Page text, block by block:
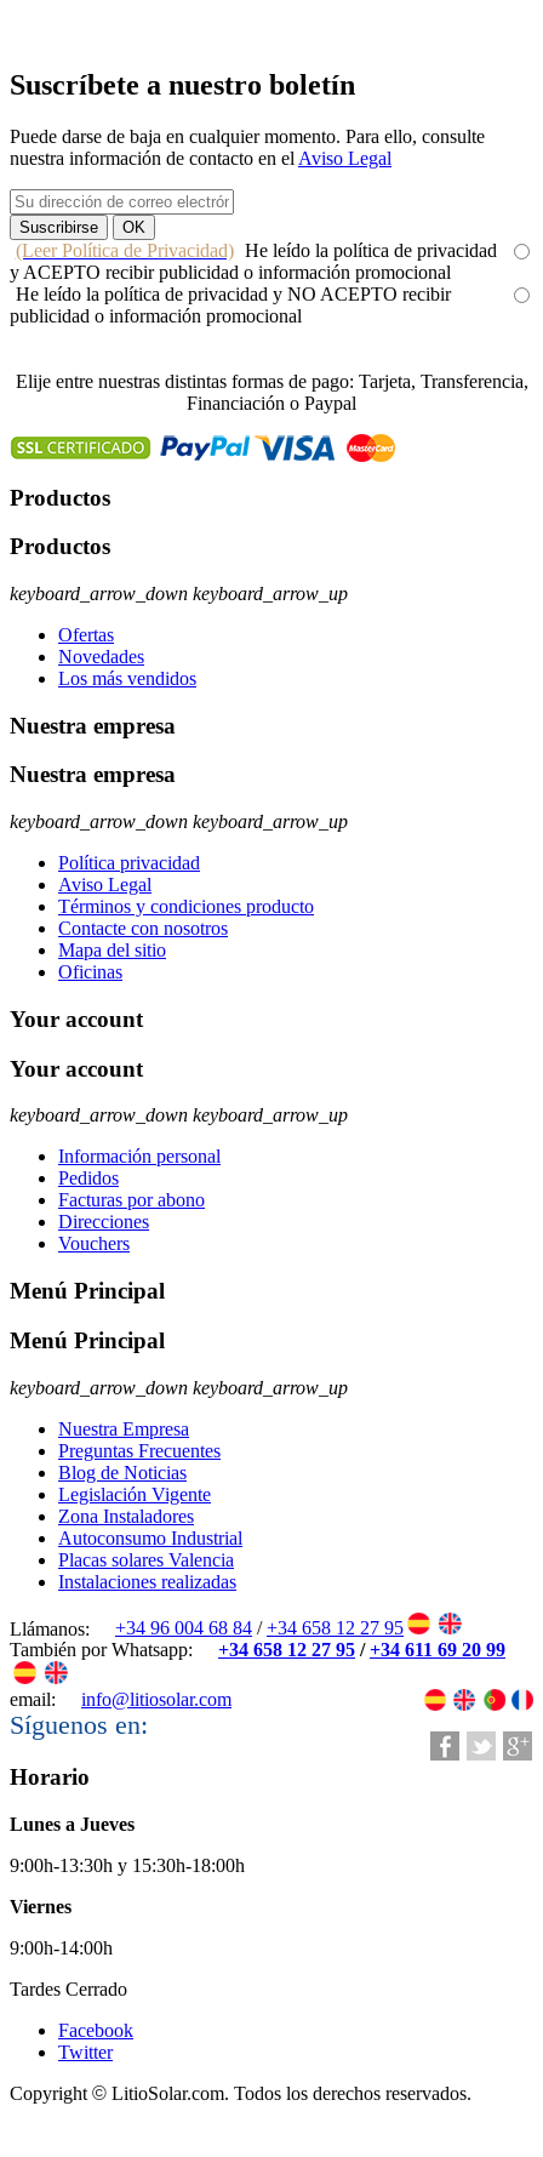
Suscríbete a nuestro boletín
Puede darse de baja en cualquier momento. Para ello, consulte
nuestra información de contacto en el Aviso Legal
(Leer Política de Privacidad) He leído la política de privacidad
y ACEPTO recibir publicidad o información promocional
He leído la política de privacidad y NO ACEPTO recibir
publicidad o información promocional
Elije entre nuestras distintas formas de pago: Tarjeta, Transferencia,
Financiación o Paypal
Productos
Productos
keyboard_arrow_down keyboard_arrow_up
Ofertas
Novedades
Los más vendidos
Nuestra empresa
Nuestra empresa
keyboard_arrow_down keyboard_arrow_up
Política privacidad
Aviso Legal
Términos y condiciones producto
Contacte con nosotros
Mapa del sitio
Oficinas
Your account
Your account
keyboard_arrow_down keyboard_arrow_up
Información personal
Pedidos
Facturas por abono
Direcciones
Vouchers
Menú Principal
Menú Principal
keyboard_arrow_down keyboard_arrow_up
Nuestra Empresa
Preguntas Frecuentes
Blog de Noticias
Legislación Vigente
Zona Instaladores
Autoconsumo Industrial
Placas solares Valencia
Instalaciones realizadas
Llámanos: +34 96 004 68 84 /+34 658 12 27 95
También por Whatsapp:
+34 658 12 27 95 /+34 611 69 20 99
email: info@litiosolar.com
Síguenos en:
Horario
Lunes a Jueves
9:00h-13:30h y 15:30h-18:00h
Viernes
9:00h-14:00h
Tardes Cerrado
Facebook
Twitter
Copyright © LitioSolar.com. Todos los derechos reservados.